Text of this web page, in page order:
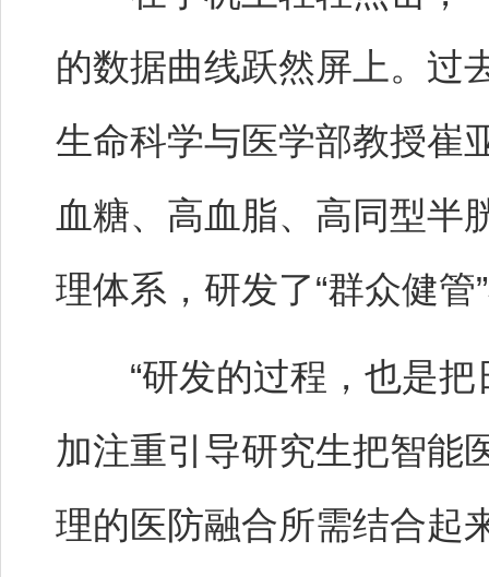
的数据曲线跃然屏上。过
生命科学与医学部教授崔
血糖、高血脂、高同型半
理体系，研发了“群众健管
“研发的过程，也是把
加注重引导研究生把智能
理的医防融合所需结合起